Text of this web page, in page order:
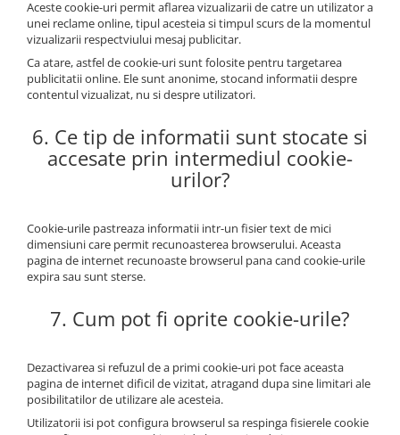
Aceste cookie-uri permit aflarea vizualizarii de catre un utilizator a
unei reclame online, tipul acesteia si timpul scurs de la momentul
vizualizarii respectviului mesaj publicitar.
Ca atare, astfel de cookie-uri sunt folosite pentru targetarea
publicitatii online. Ele sunt anonime, stocand informatii despre
contentul vizualizat, nu si despre utilizatori.
6. Ce tip de informatii sunt stocate si
accesate prin intermediul cookie-
urilor?
Cookie-urile pastreaza informatii intr-un fisier text de mici
dimensiuni care permit recunoasterea browserului. Aceasta
pagina de internet recunoaste browserul pana cand cookie-urile
expira sau sunt sterse.
7. Cum pot fi oprite cookie-urile?
Dezactivarea si refuzul de a primi cookie-uri pot face aceasta
pagina de internet dificil de vizitat, atragand dupa sine limitari ale
posibilitatilor de utilizare ale acesteia.
Utilizatorii isi pot configura browserul sa respinga fisierele cookie